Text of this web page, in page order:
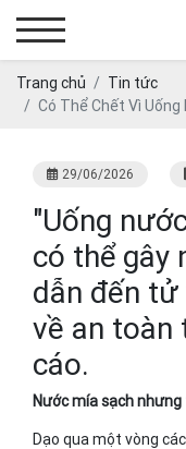
Trang chủ
Tin tức
Có Thể Chết Vì Uống
29/06/2026
"Uống
có thể gây
dẫn đến tử
về an toàn
cáo.
Nước mía sạch
Dạo qua một vòng